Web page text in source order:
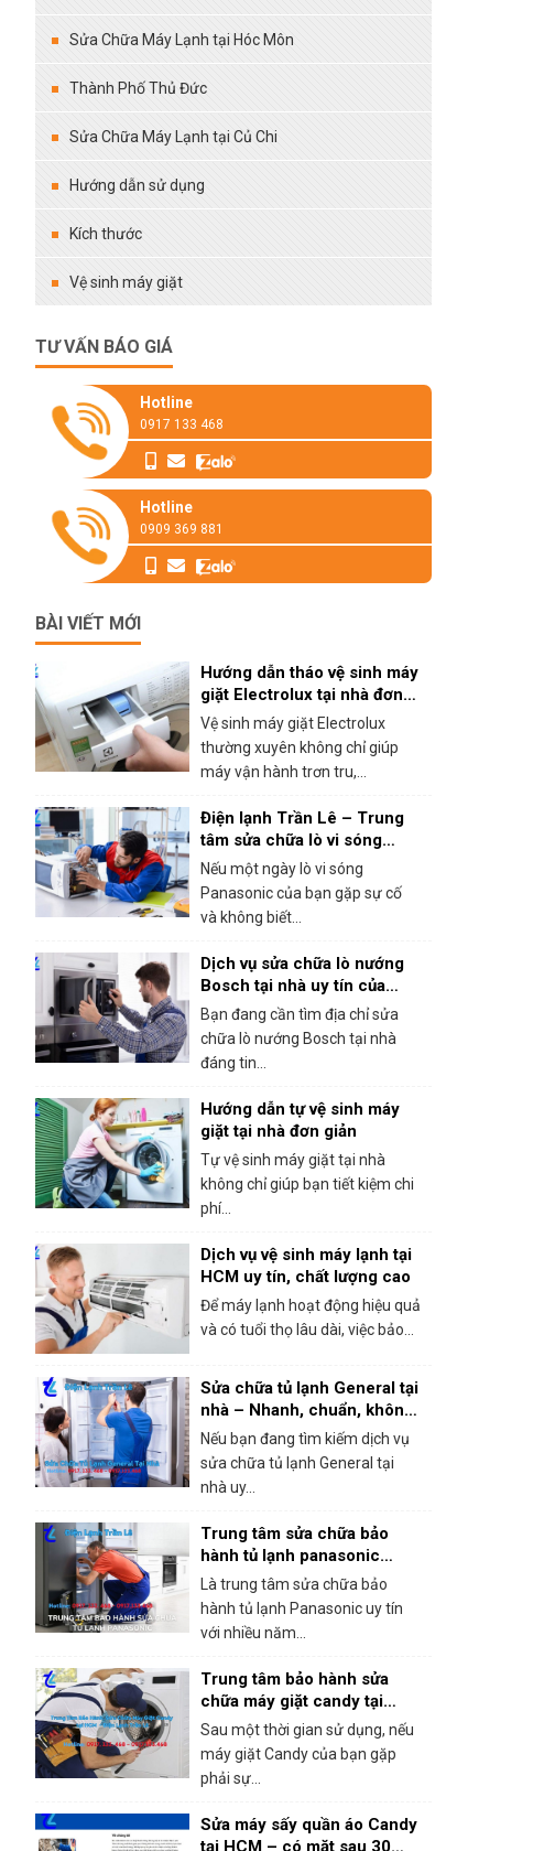
Sửa Chữa Máy Lạnh tại Hóc Môn
Thành Phố Thủ Đức
Sửa Chữa Máy Lạnh tại Củ Chi
Hướng dẫn sử dụng
Kích thước
Vệ sinh máy giặt
TƯ VẤN BÁO GIÁ
Hotline
0917 133 468
Hotline
0909 369 881
BÀI VIẾT MỚI
Hướng dẫn tháo vệ sinh máy
giặt Electrolux tại nhà đơn
giản
Vệ sinh máy giặt Electrolux
thường xuyên không chỉ giúp
máy vận hành trơn tru,...
Điện lạnh Trần Lê – Trung
tâm sửa chữa lò vi sóng
panasonic tại HCM
Nếu một ngày lò vi sóng
Panasonic của bạn gặp sự cố
và không biết...
Dịch vụ sửa chữa lò nướng
Bosch tại nhà uy tín của
trung tâm bảo hành Bosch
tại HCM
Bạn đang cần tìm địa chỉ sửa
chữa lò nướng Bosch tại nhà
đáng tin...
Hướng dẫn tự vệ sinh máy
giặt tại nhà đơn giản
Tự vệ sinh máy giặt tại nhà
không chỉ giúp bạn tiết kiệm chi
phí...
Dịch vụ vệ sinh máy lạnh tại
HCM uy tín, chất lượng cao
Để máy lạnh hoạt động hiệu quả
và có tuổi thọ lâu dài, việc bảo...
Sửa chữa tủ lạnh General tại
nhà – Nhanh, chuẩn, không
chặt chém!
Nếu bạn đang tìm kiếm dịch vụ
sửa chữa tủ lạnh General tại
nhà uy...
Trung tâm sửa chữa bảo
hành tủ lạnh panasonic
khắc phục mọi sự cố trong 1
lần gọi
Là trung tâm sửa chữa bảo
hành tủ lạnh Panasonic uy tín
với nhiều năm...
Trung tâm bảo hành sửa
chữa máy giặt candy tại
HCM – Giá rẻ, bắt lỗi chính
xác 100%
Sau một thời gian sử dụng, nếu
máy giặt Candy của bạn gặp
phải sự...
Sửa máy sấy quần áo Candy
tại HCM – có mặt sau 30